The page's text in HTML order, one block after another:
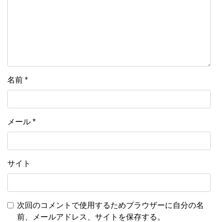
名前 *
メール *
サイト
次回のコメントで使用するためブラウザーに自分の名
前、メールアドレス、サイトを保存する。